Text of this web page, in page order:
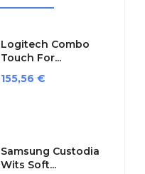
Logitech Combo
Touch For...
Prezzo
155,56 €
Samsung Custodia
Wits Soft...